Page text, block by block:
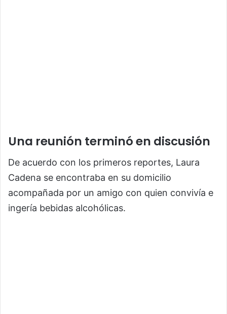
Una reunión terminó en discusión
De acuerdo con los primeros reportes, Laura
Cadena se encontraba en su domicilio
acompañada por un amigo con quien convivía e
ingería bebidas alcohólicas.